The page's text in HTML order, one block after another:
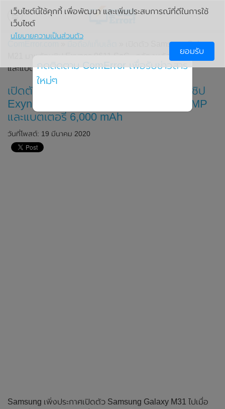
» เปิดตัว Samsung Galaxy
M21 มาพร้อมชิป Exynos 9611 SoC , กล้องหลัง 3 ตัว 48MP
และแบตเตอรี่ 6,000 mAh
เปิดตัว Samsung Galaxy M21 มาพร้อมชิป
Exynos 9611 SoC , กล้องหลัง 3 ตัว 48MP
และแบตเตอรี่ 6,000 mAh
วันที่โพสต์: 19 มีนาคม 2020
Samsung เพิ่งประกาศเปิดตัว Samsung Galaxy M31 ไปเมื่อ
เว็บไซต์นี้ใช้คุกกี้ เพื่อพัฒนา และเพิ่มประสบการณ์ที่ดีในการใช้
เว็บไซต์
นโยบายความเป็นส่วนตัว
ยอมรับ
กดติดตาม ComError เพื่อรับข่าวสาร
ใหม่ๆ